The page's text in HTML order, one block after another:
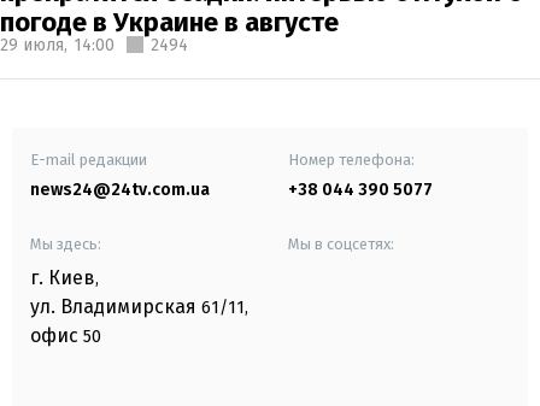
погоде в Украине в августе
29 июля, 14:00 2494
E-mail редакции
news24@24tv.com.ua
Номер телефона:
+38 044 390 5077
Мы здесь:
г. Киев,
ул. Владимирская 61/11,
офис 50
Мы в соцсетях: